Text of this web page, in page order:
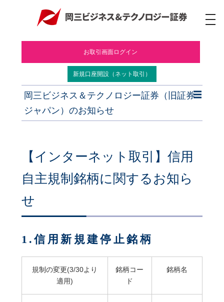
ナ
ビ
【インターネット取引】信用
自主規制銘柄に関するお知ら
せ
1.信用新規建停止銘柄
規制の変更(3/30より
適用)
銘柄コー
ド
銘柄名
お取引画面ログイン
新規口座開設（ネット取引）
岡三ビジネス＆テクノロジー証券（旧証券
ジャパン）のお知らせ